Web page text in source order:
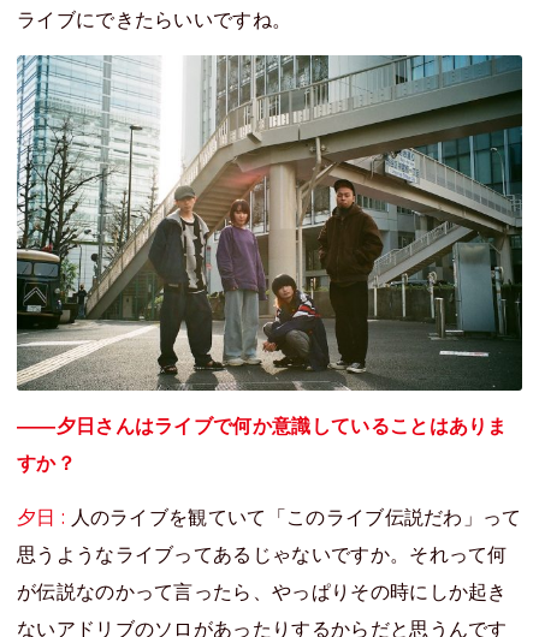
ライブにできたらいいですね。
――夕日さんはライブで何か意識していることはありま
すか？
夕日 : 人のライブを観ていて「このライブ伝説だわ」って
思うようなライブってあるじゃないですか。それって何
が伝説なのかって言ったら、やっぱりその時にしか起き
ないアドリブのソロがあったりするからだと思うんです